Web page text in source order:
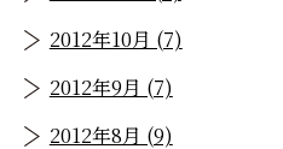
2012年10月 (7)
2012年9月 (7)
2012年8月 (9)